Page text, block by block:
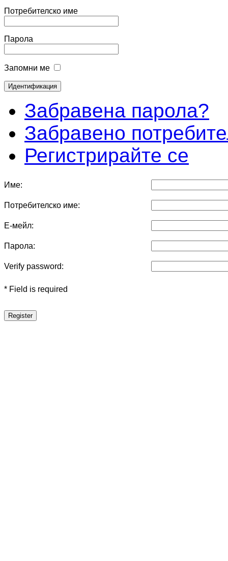
Потребителско име
Парола
Запомни ме
Забравена парола?
Забравено
Регистрирайте се
Име:
Потребителско име:
Е-мейл:
Парола:
Verify password:
* Field is required
Register